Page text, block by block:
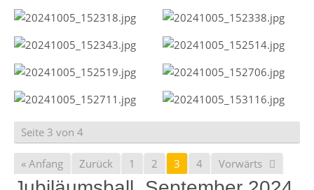
Seite 3 von 4
« Anfang Zurück 1 2 3 4 Vorwärts